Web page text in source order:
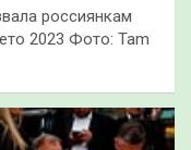
россиянкам
2023 Фото: Tam